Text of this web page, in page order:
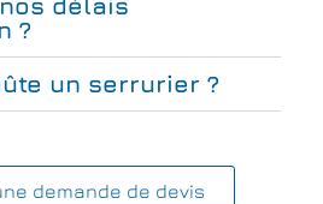
délais
?
un serrurier ?
demande de devis